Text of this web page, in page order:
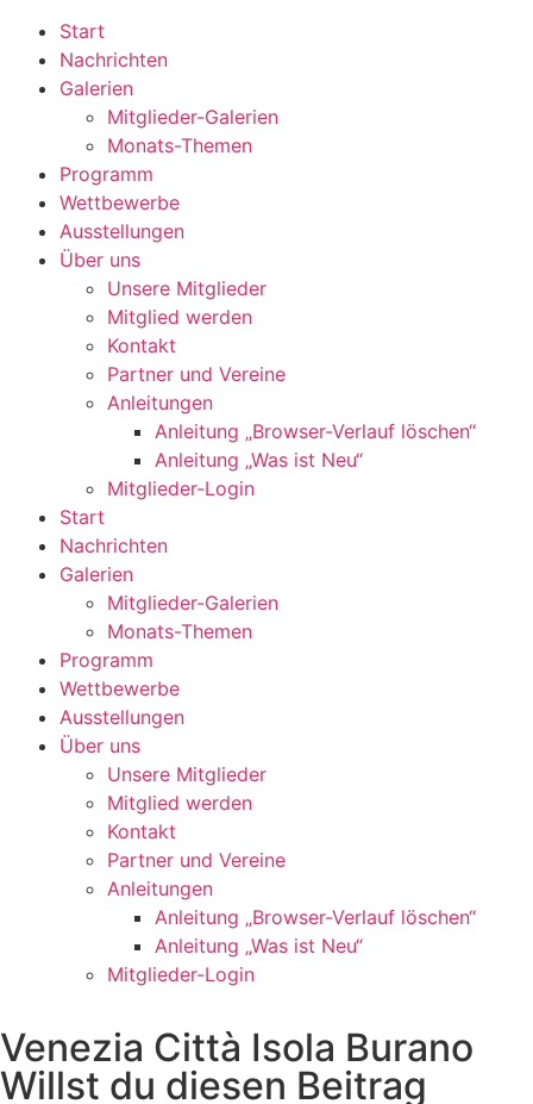
Start
Nachrichten
Galerien
Mitglieder-Galerien
Monats-Themen
Programm
Wettbewerbe
Ausstellungen
Über uns
Unsere Mitglieder
Mitglied werden
Kontakt
Partner und Vereine
Anleitungen
Anleitung „Browser-Verlauf löschen“
Anleitung „Was ist Neu“
Mitglieder-Login
Start
Nachrichten
Galerien
Mitglieder-Galerien
Monats-Themen
Programm
Wettbewerbe
Ausstellungen
Über uns
Unsere Mitglieder
Mitglied werden
Kontakt
Partner und Vereine
Anleitungen
Anleitung „Browser-Verlauf löschen“
Anleitung „Was ist Neu“
Mitglieder-Login
Venezia Città Isola Burano
Willst du diesen Beitrag